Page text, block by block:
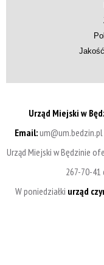
Urząd Miejski w
Email:
Urząd Miejski w Będzinie
267-70-41
W poniedziałki urząd